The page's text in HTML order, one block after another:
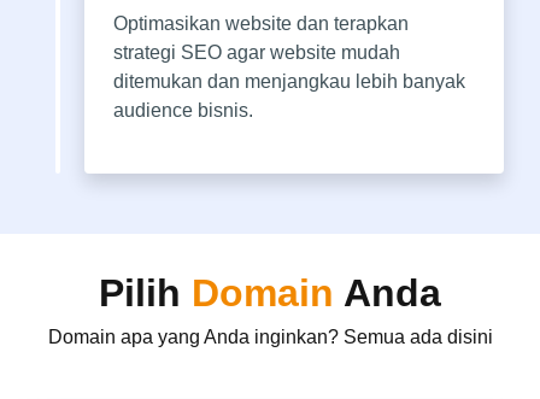
Optimasikan website dan terapkan
strategi SEO agar website mudah
ditemukan dan menjangkau lebih banyak
audience bisnis.
Pilih Domain Anda
Domain apa yang Anda inginkan? Semua ada disini